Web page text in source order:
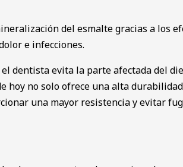
del esmalte gracias a los
e infecciones.
dentista evita la parte afectada del
hoy no solo ofrece una alta
una mayor resistencia y evitar